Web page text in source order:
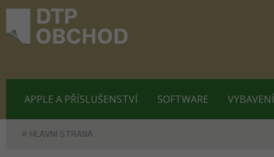
APPLE A PŘÍSLUŠENSTVÍ SOFTWARE VYBAVENÍ
HLAVNÍ STRANA